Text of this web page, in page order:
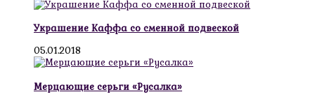
Украшение Каффа со сменной подвеской
05.01.2018
Мерцающие серьги «Русалка»